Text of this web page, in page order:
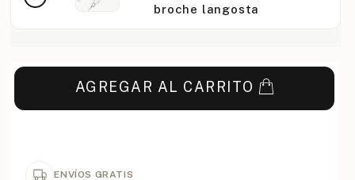
broche langosta
AGREGAR AL CARRITO
ENVÍOS GRATIS